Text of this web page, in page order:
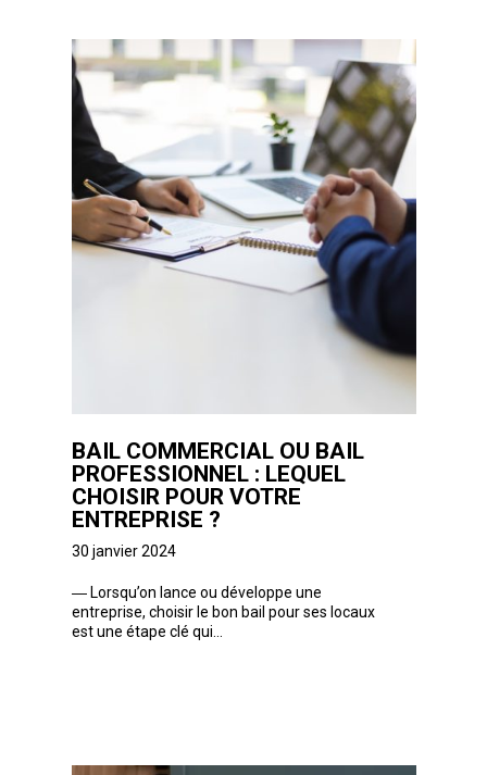
BAIL COMMERCIAL OU BAIL
PROFESSIONNEL : LEQUEL
CHOISIR POUR VOTRE
ENTREPRISE ?
30 janvier 2024
― Lorsqu’on lance ou développe une
entreprise, choisir le bon bail pour ses locaux
est une étape clé qui...